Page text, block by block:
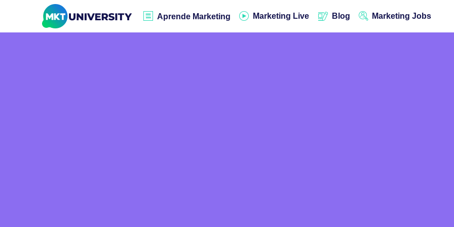
Aprende Marketing Marketing Live Blog Marketing Jobs